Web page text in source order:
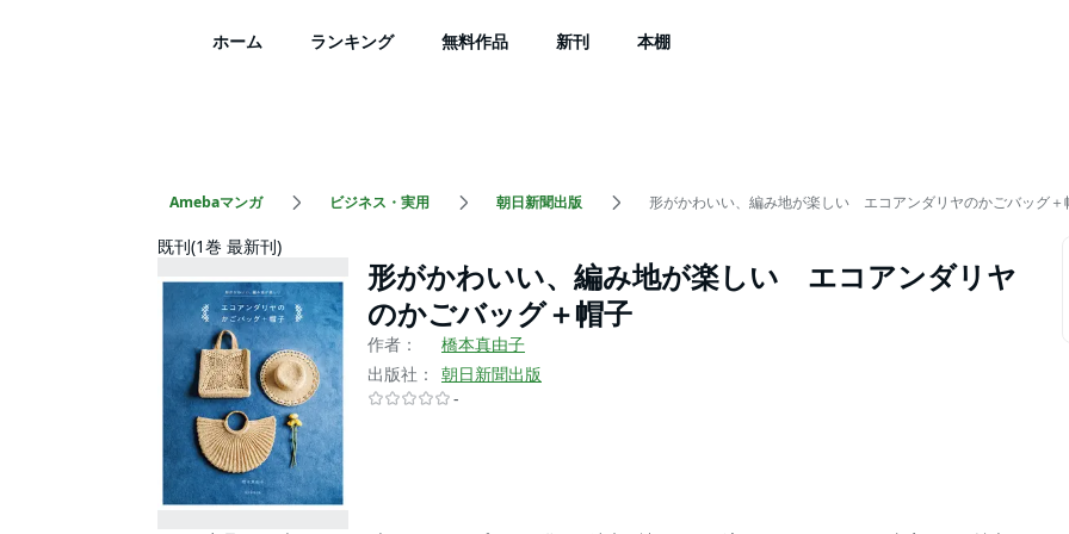
ホーム ランキング 無料作品 新刊 本棚
Amebaマンガ ビジネス・実用 朝日新聞出版 形がかわいい、編み地が楽しい エコアンダリヤのかごバッグ＋
既刊(1巻 最新刊)
形がかわいい、編み地が楽しい エコアンダリヤ
のかごバッグ＋帽子
作者：
橋本真由子
出版社：
朝日新聞出版
-